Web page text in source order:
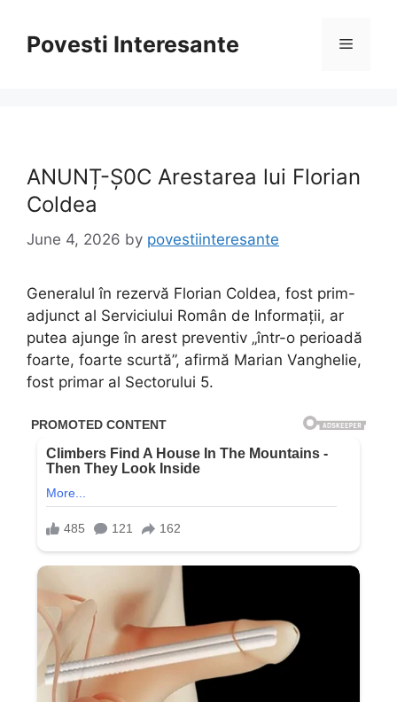
contentPovesti Interesante Menu
ANUNȚ-Ș0C Arestarea lui Florian
Coldea
June 4, 2026 by povestiinteresante
Generalul în rezervă Florian Coldea, fost prim-
adjunct al Serviciului Român de Informații, ar
putea ajunge în arest preventiv „într-o perioadă
foarte, foarte scurtă”, afirmă Marian Vanghelie,
fost primar al Sectorului 5.